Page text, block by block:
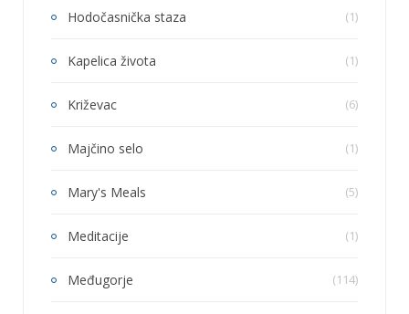
Hodočasnička staza (1)
Kapelica života (1)
Križevac (6)
Majčino selo (1)
Mary's Meals (5)
Meditacije (1)
Međugorje (114)